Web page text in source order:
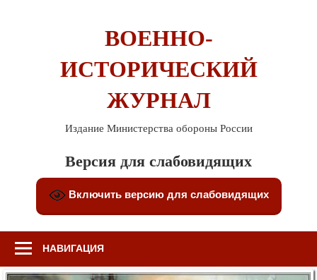
ВОЕННО-
ИСТОРИЧЕСКИЙ
ЖУРНАЛ
Издание Министерства обороны России
Версия для слабовидящих
Включить версию для слабовидящих
НАВИГАЦИЯ